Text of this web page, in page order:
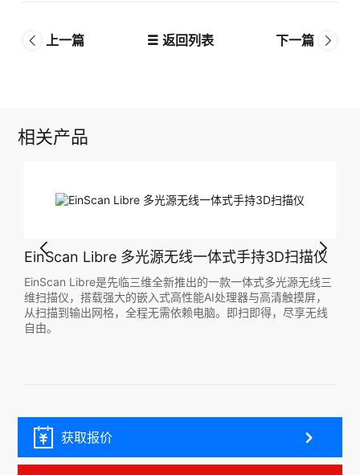
上一篇 返回列表 下一篇
相关产品
3D扫描仪
多光源无线三
高清触摸屏，
得，尽享无线
EinScan Libre 多光源无线一体式手持3D
EinScan Libre是先临三维全新推出的一款一体式多光
维扫描仪，搭载强大的嵌入式高性能AI处理器与高清触
从扫描到输出网格，全程无需依赖电脑。即扫即得，尽
获取报价